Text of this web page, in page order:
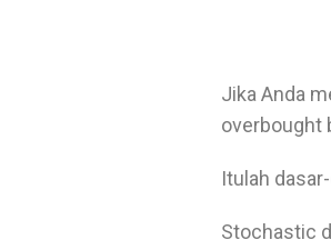
Jika Anda
overbought
Itulah
Stochastic